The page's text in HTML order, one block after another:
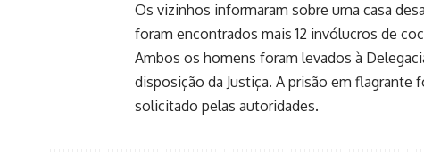
Os vizinhos informaram sobre uma casa
foram encontrados mais 12 invólucros de
Ambos os homens foram levados à
disposição da Justiça. A prisão em
solicitado pelas autoridades.